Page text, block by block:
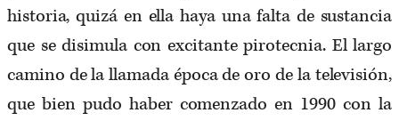
historia, quizá en ella haya una falta de sustancia
que se disimula con excitante pirotecnia. El largo
camino de la llamada época de oro de la televisión,
que bien pudo haber comenzado en 1990 con la